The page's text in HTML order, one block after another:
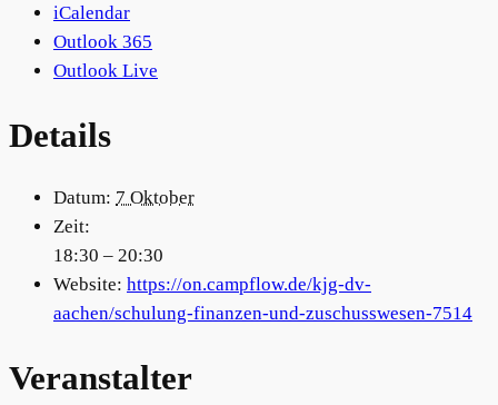
iCalendar
Outlook 365
Outlook Live
Details
Datum: 7 Oktober
Zeit:
18:30 – 20:30
Website: https://on.campflow.de/kjg-dv-
aachen/schulung-finanzen-und-zuschusswesen-7514
Veranstalter